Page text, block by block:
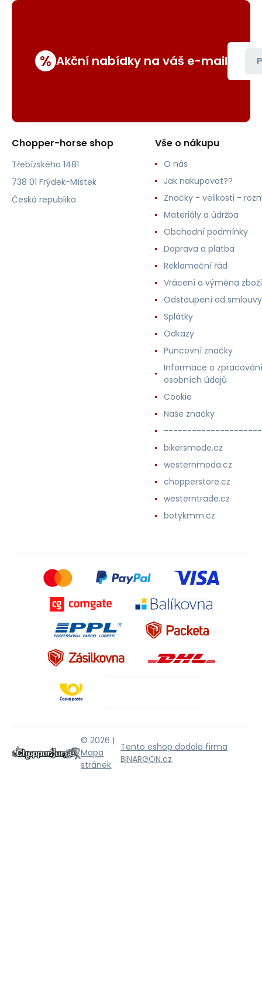
% Akční nabídky na váš e-mail
Chopper-horse shop
Třebízského 1481
738 01 Frýdek-Místek
Česká republika
Vše o nákupu
O nás
Jak nakupovat??
Značky - velikosti -
Materiály a údržba
Obchodní podmínky
Doprava a platba
Reklamační řád
Vrácení a výměna zboží
Odstoupení od smlouvy
Splátky
Odkazy
Puncovní značky
Informace o zpracování
osobních údajů
Cookie
Naše značky
bikersmode.cz
westernmoda.cz
chopperstore.cz
westerntrade.cz
botykmm.cz
© 2026 |
Mapa
stránek
Tento eshop dodala firma
BINARGON.cz